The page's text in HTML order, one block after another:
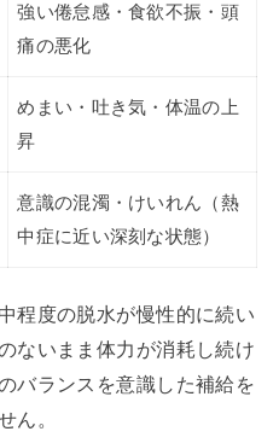
強い倦怠感・食欲不振・頭
痛の悪化
めまい・吐き気・体温の上
昇
意識の混濁・けいれん（熱
中症に近い深刻な状態）
程度の脱水が慢性的に続い
ないまま体力が消耗し続け
バランスを意識した補給を
ん。